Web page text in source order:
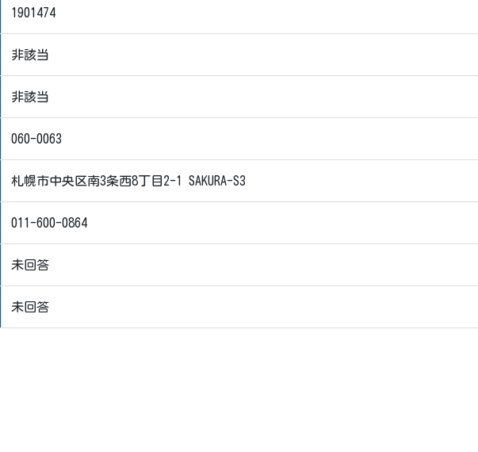
1901474
非該当
非該当
060-0063
札幌市中央区南3条西8丁目2-1 SAKURA-S3
011-600-0864
未回答
未回答